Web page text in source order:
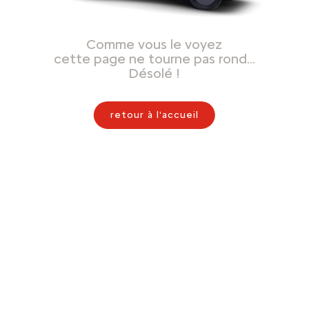
Comme vous le voyez
cette page ne tourne pas rond…
Désolé !
retour à l'accueil